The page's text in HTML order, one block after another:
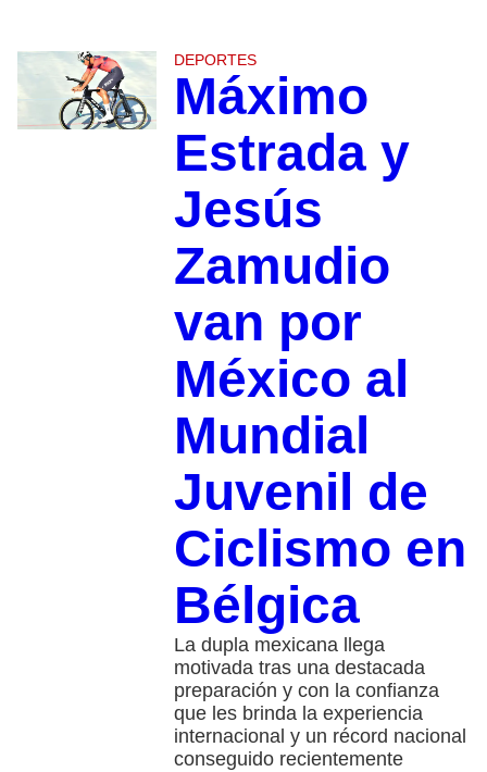
DEPORTES
Máximo
Estrada y
Jesús
Zamudio
van por
México al
Mundial
Juvenil de
Ciclismo en
Bélgica
La dupla mexicana llega
motivada tras una destacada
preparación y con la confianza
que les brinda la experiencia
internacional y un récord nacional
conseguido recientemente